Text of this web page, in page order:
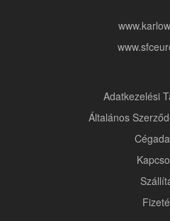
Adatkezelési
Általános